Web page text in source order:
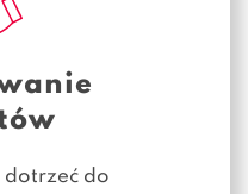
dotrzeć do